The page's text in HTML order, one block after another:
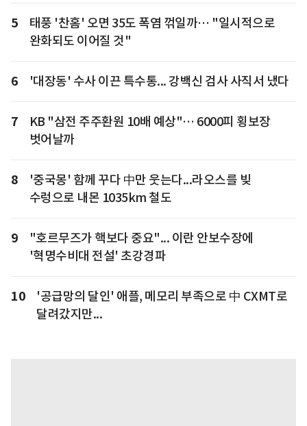
5
태풍 '찬홈' 오면 35도 폭염 꺾일까… "일시적으로
완화되도 이어질 것"
6 '대장동' 수사 이끈 특수통... 강백신 검사 사직서 냈다
7
KB "삼전 주주환원 10배 예상"… 6000피 횡보장
벗어날까
8
'중국몽' 함께 꾸다 中만 웃는다...라오스를 빚
수렁으로 내몬 1035km 철도
9
"호르무즈가 핵보다 중요"... 이란 안보수장에
'혁명수비대 전설' 초강경파
10
'공급망의 달인' 애플, 메모리 부족으로 中 CXMT로
달려갔지만...